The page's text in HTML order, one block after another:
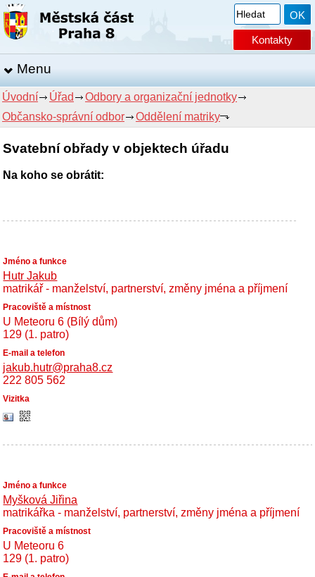
Kontakty
Menu
Úvodní Úřad
Odbory a organizační jednotky
Občansko-správní odbor
Oddělení matriky
Svatební obřady v objektech úřadu
Na koho se obrátit:
Hutr Jakub
matrikář - manželství, partnerství, změny jména a příjmení
U Meteoru 6 (Bílý dům)
129 (1. patro)
jakub.hutr@praha8.cz
222 805 562
Myšková Jiřina
matrikářka - manželství, partnerství, změny jména a příjmení
U Meteoru 6
129 (1. patro)